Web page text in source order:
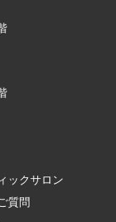
ックサロン
質問